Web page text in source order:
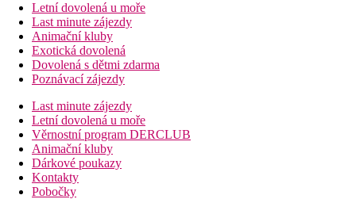
Letní dovolená u moře
Last minute zájezdy
Animační kluby
Exotická dovolená
Dovolená s dětmi zdarma
Poznávací zájezdy
Last minute zájezdy
Letní dovolená u moře
Věrnostní program DERCLUB
Animační kluby
Dárkové poukazy
Kontakty
Pobočky